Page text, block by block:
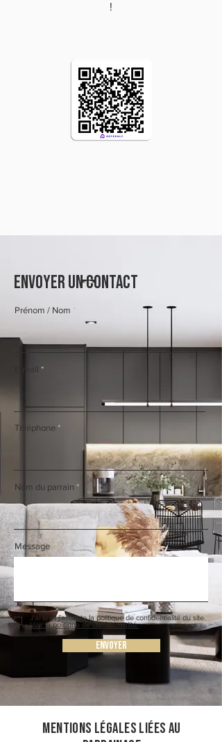
!
Envoyer un contact
Prénom / Nom
E-mail
Téléphone
Nom du parrain
Message
J'ai lu et j'accepte la politique de confidentialité du site.
Voir la politique de confidentialité.
Envoyer
Mentions légales liées au